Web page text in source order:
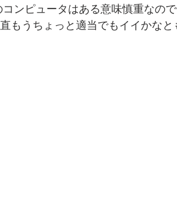
ンピュータはある意味慎重なの
もうちょっと適当でもイイかなと